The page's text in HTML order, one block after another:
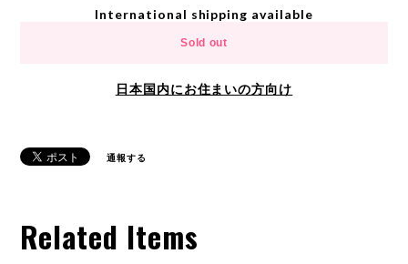
International shipping available
Sold out
日本国内にお住まいの方向け
通報する
Related Items